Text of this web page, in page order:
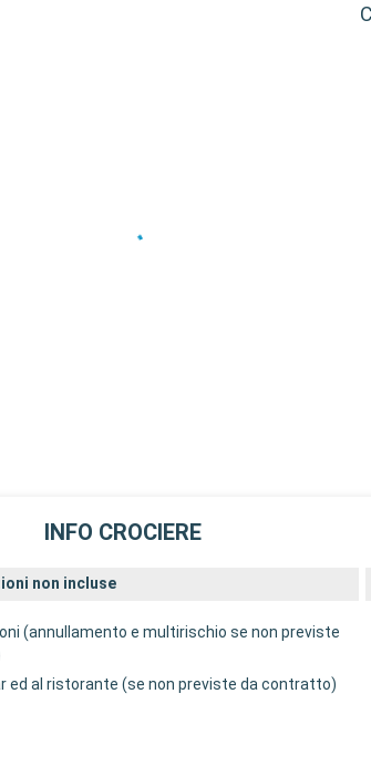
INFO CROCIERE
non incluse
(annullamento e multirischio se non previste
ed al ristorante (se non previste da contratto)